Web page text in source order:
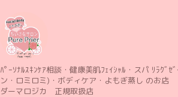
ﾊﾟｰｿﾅﾙｽｷﾝｹｱ相談・健康美肌ﾌｪｲｼｬﾙ・スパ ﾘﾗｸﾞ
ン・ロミロミ)・ボディケア・よもぎ蒸し のお店
ダーマロジカ 正規取扱店